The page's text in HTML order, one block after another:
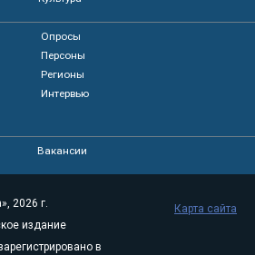
Опросы
Персоны
Регионы
Интервью
Вакансии
2026 г.
издание
в
Карта сайта